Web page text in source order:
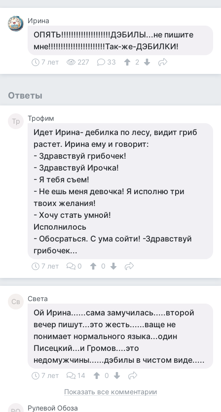
Ирина
ОПЯТЬ!!!!!!!!!!!!!!!!!!!!ДЭБИЛЫ...не пишите
мне!!!!!!!!!!!!!!!!!!!!!!!Так-же-ДЭБИЛКИ!
7 лет 227 33 2
Ответы
Тр Трофим
Идет Ирина- дебилка по лесу, видит гриб
растет. Ирина ему и говорит:
- Здравствуй грибочек!
- Здравствуй Ирочка!
- Я тебя съем!
- Не ешь меня девочка! Я исполню три
твоих желания!
- Хочу стать умной!
Исполнилось
- Обосраться. С ума сойти! -Здравствуй
грибочек...
7 лет 0 0
Св Света
Ой Ирина......сама замучилась.....второй
вечер пишут...это жесть......ваще не
понимает нормального языка...один
Писецкий...и Громов....это
недомужчины......дэбилы в чистом виде.....
7 лет 14
0
Показать все комментарии
Рулевой Обоза